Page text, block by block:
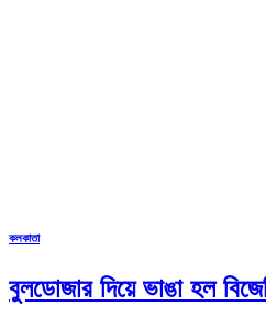
কলকাতা
বুলডোজার দিয়ে ভাঙা হল